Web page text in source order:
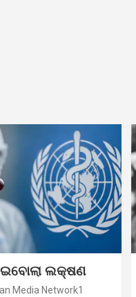
ଲକ୍ଷଣ
Media Network1